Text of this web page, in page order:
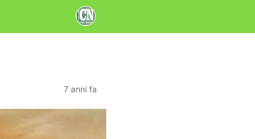
7 anni fa